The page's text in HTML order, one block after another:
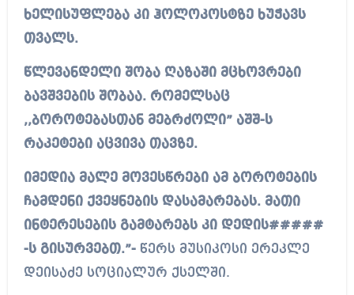
ხელისუფლება კი ჰოლოკოსტზე ხუჭავს
თვალს.
წლევანდელი შობა ღაზაში მცხოვრები
ბავშვების შობაა. რომელსაც
,,ბოროტებასთან მებრძოლი” აშშ-ს
რაკეტები აცვივა თავზე.
იმედია მალე მოვესწრები ამ ბოროტების
ჩამდენი ქვეყნების დასამარებას. მათი
ინტერესების გამტარებს კი დედის#####
-ს გისურვებთ.”-წერს მუსიკოსი ერეკლე
დეისაძე სოციალურ ქსელში.